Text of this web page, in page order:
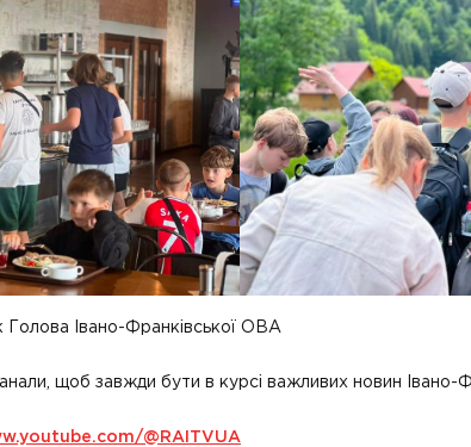
Івано-Франківської ОВА
щоб завжди бути в курсі важливих новин Івано-
@RAITVUA